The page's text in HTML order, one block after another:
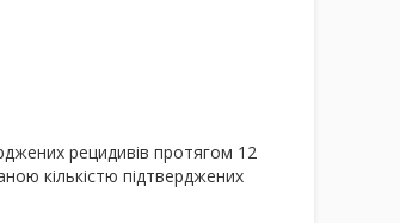
рецидивів протягом 12
кількістю підтверджених